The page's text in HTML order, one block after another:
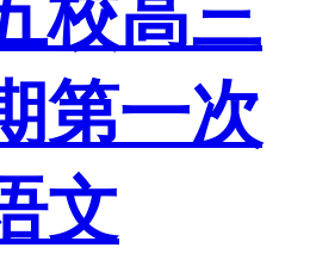
校高三
第一次
文